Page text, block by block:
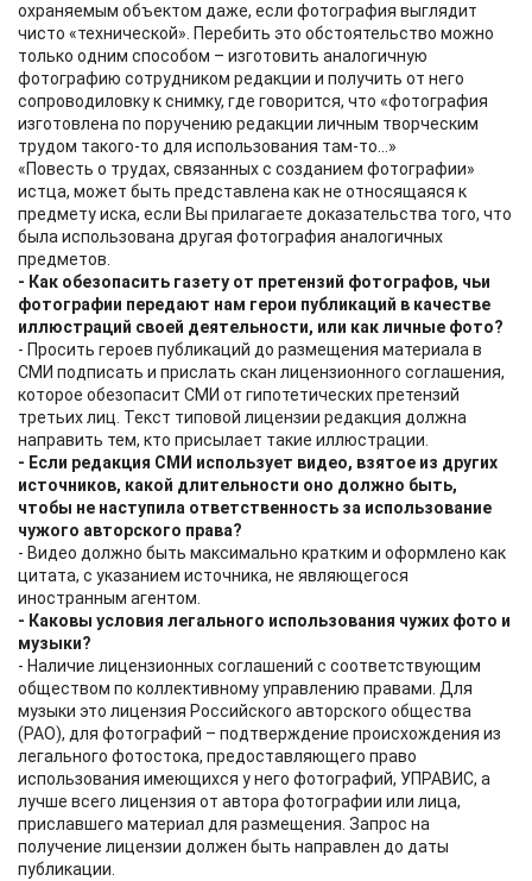
охраняемым объектом даже, если фотография выглядит
чисто «технической». Перебить это обстоятельство можно
только одним способом – изготовить аналогичную
фотографию сотрудником редакции и получить от него
сопроводиловку к снимку, где говорится, что «фотография
изготовлена по поручению редакции личным творческим
трудом такого-то для использования там-то…»
«Повесть о трудах, связанных с созданием фотографии»
истца, может быть представлена как не относящаяся к
предмету иска, если Вы прилагаете доказательства того, что
была использована другая фотография аналогичных
предметов.
- Как обезопасить газету от претензий фотографов, чьи
фотографии передают нам герои публикаций в качестве
иллюстраций своей деятельности, или как личные фото?
- Просить героев публикаций до размещения материала в
СМИ подписать и прислать скан лицензионного соглашения,
которое обезопасит СМИ от гипотетических претензий
третьих лиц. Текст типовой лицензии редакция должна
направить тем, кто присылает такие иллюстрации.
- Если редакция СМИ использует видео, взятое из других
источников, какой длительности оно должно быть,
чтобы не наступила ответственность за использование
чужого авторского права?
- Видео должно быть максимально кратким и оформлено как
цитата, с указанием источника, не являющегося
иностранным агентом.
- Каковы условия легального использования чужих фото и
музыки?
- Наличие лицензионных соглашений с соответствующим
обществом по коллективному управлению правами. Для
музыки это лицензия Российского авторского общества
(РАО), для фотографий – подтверждение происхождения из
легального фотостока, предоставляющего право
использования имеющихся у него фотографий, УПРАВИС, а
лучше всего лицензия от автора фотографии или лица,
приславшего материал для размещения. Запрос на
получение лицензии должен быть направлен до даты
публикации.